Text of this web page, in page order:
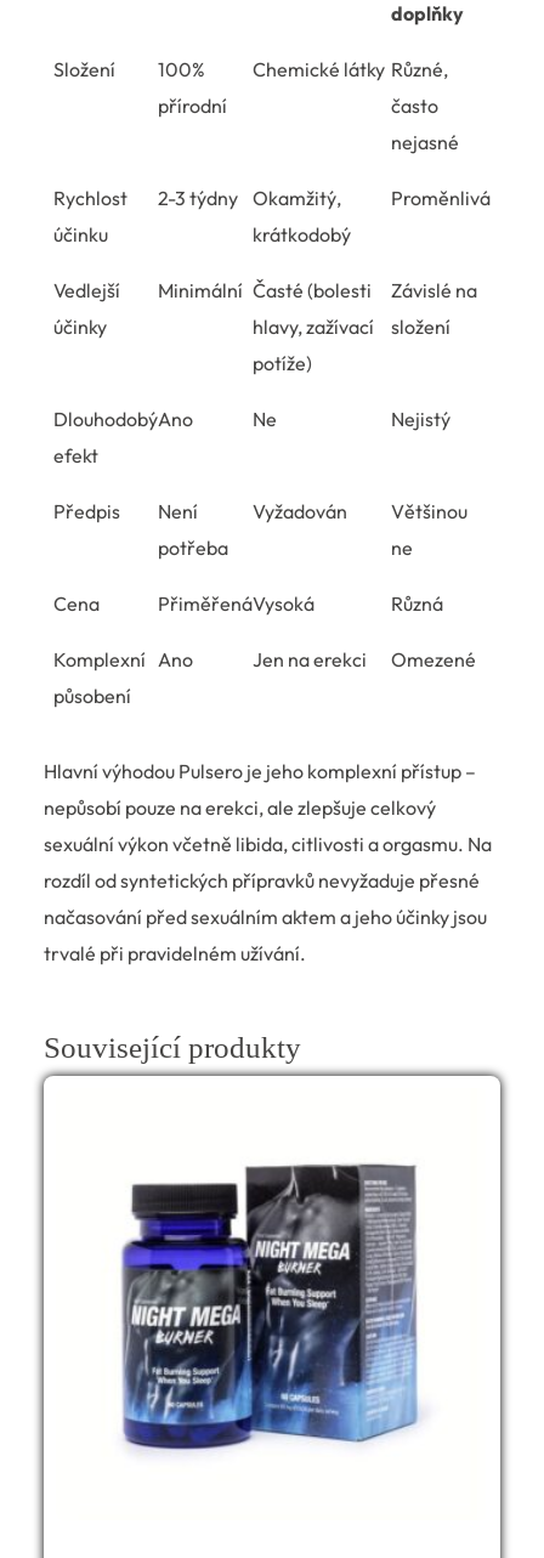
doplňky
Složení
100%
přírodní
Chemické látky Různé,
často
nejasné
Rychlost
účinku
2-3 týdny Okamžitý,
krátkodobý
Proměnlivá
Vedlejší
účinky
Minimální Časté (bolesti
hlavy, zažívací
potíže)
Závislé na
složení
Dlouhodobý
efekt
Ano Ne Nejistý
Předpis
Není
potřeba
Vyžadován
Většinou
ne
Cena PřiměřenáVysoká Různá
Komplexní
působení
Ano Jen na erekci Omezené
Hlavní výhodou Pulsero je jeho komplexní přístup –
nepůsobí pouze na erekci, ale zlepšuje celkový
sexuální výkon včetně libida, citlivosti a orgasmu. Na
rozdíl od syntetických přípravků nevyžaduje přesné
načasování před sexuálním aktem a jeho účinky jsou
trvalé při pravidelném užívání.
Související produkty